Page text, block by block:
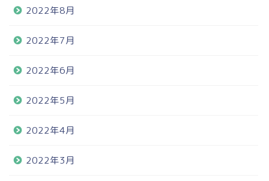
2022年8月
2022年7月
2022年6月
2022年5月
2022年4月
2022年3月